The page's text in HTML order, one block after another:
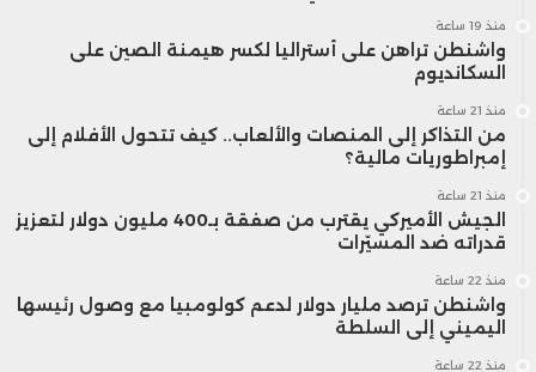
منذ 19 ساعة
واشنطن تراهن على أستراليا لكسر هيمنة الصين على
السكانديوم
منذ 21 ساعة
من التذاكر إلى المنصات والألعاب.. كيف تتحول الأفلام إلى
إمبراطوريات مالية؟
منذ 21 ساعة
الجيش الأميركي يقترب من صفقة بـ400 مليون دولار لتعزيز
قدراته ضد المسيّرات
منذ 22 ساعة
واشنطن ترصد مليار دولار لدعم كولومبيا مع وصول رئيسها
اليميني إلى السلطة
منذ 22 ساعة